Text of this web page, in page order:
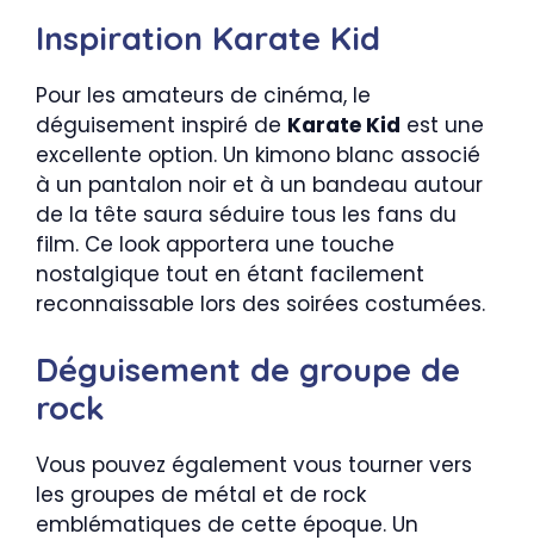
Inspiration Karate Kid
Pour les amateurs de cinéma, le
déguisement inspiré de Karate Kid est une
excellente option. Un kimono blanc associé
à un pantalon noir et à un bandeau autour
de la tête saura séduire tous les fans du
film. Ce look apportera une touche
nostalgique tout en étant facilement
reconnaissable lors des soirées costumées.
Déguisement de groupe de
rock
Vous pouvez également vous tourner vers
les groupes de métal et de rock
emblématiques de cette époque. Un